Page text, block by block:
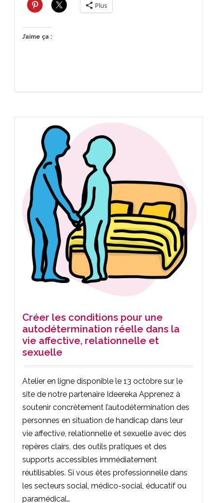
Plus
J’aime ça :
Créer les conditions pour une
autodétermination réelle dans la
vie affective, relationnelle et
sexuelle
Atelier en ligne disponible le 13 octobre sur le
site de notre partenaire Ideereka Apprenez à
soutenir concrètement l’autodétermination des
personnes en situation de handicap dans leur
vie affective, relationnelle et sexuelle avec des
repères clairs, des outils pratiques et des
supports accessibles immédiatement
réutilisables. Si vous êtes professionnel·le dans
les secteurs social, médico-social, éducatif ou
paramédical…